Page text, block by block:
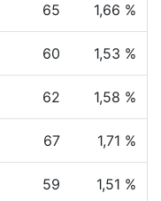
65 1,66 %
60 1,53 %
62 1,58 %
67 1,71 %
59 1,51 %